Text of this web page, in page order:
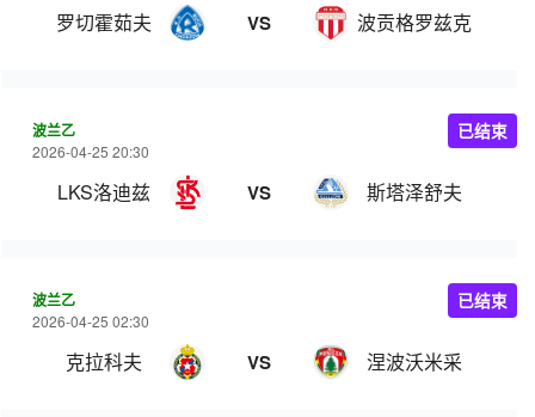
罗切霍茹夫 VS 波贡格罗兹克
波兰乙
2026-04-25 20:30
LKS洛迪兹 VS 斯塔泽舒夫
已结束
波兰乙
2026-04-25 02:30
克拉科夫 VS 涅波沃米采
已结束